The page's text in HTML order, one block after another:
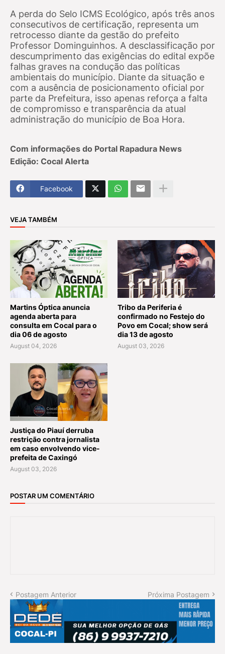
A perda do Selo ICMS Ecológico, após três anos
consecutivos de certificação, representa um
retrocesso diante da gestão do prefeito
Professor Dominguinhos. A desclassificação por
descumprimento das exigências do edital expõe
falhas graves na condução das políticas
ambientais do município. Diante da situação e
com a ausência de posicionamento oficial por
parte da Prefeitura, isso apenas reforça a falta
de compromisso e transparência da atual
administração do município de Boa Hora.
Com informações do Portal Rapadura News
Edição: Cocal Alerta
Facebook
VEJA TAMBÉM
Martins Óptica anuncia
agenda aberta para
consulta em Cocal para o
dia 06 de agosto
August 04, 2026
Tribo da Periferia é
confirmado no Festejo do
Povo em Cocal; show será
dia 13 de agosto
August 03, 2026
Justiça do Piauí derruba
restrição contra jornalista
em caso envolvendo vice-
prefeita de Caxingó
August 03, 2026
POSTAR UM COMENTÁRIO
Postagem Anterior Próxima Postagem